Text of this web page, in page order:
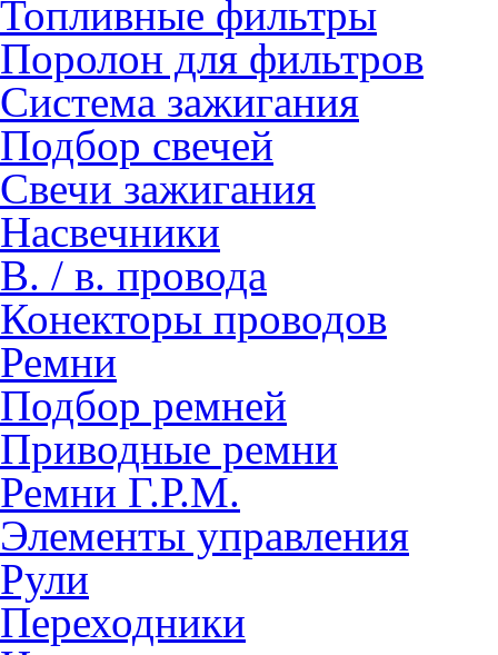
Топливные фильтры
Поролон для фильтров
Система зажигания
Подбор свечей
Свечи зажигания
Насвечники
В. / в. провода
Конекторы проводов
Ремни
Подбор ремней
Приводные ремни
Ремни Г.Р.М.
Элементы управления
Рули
Переходники